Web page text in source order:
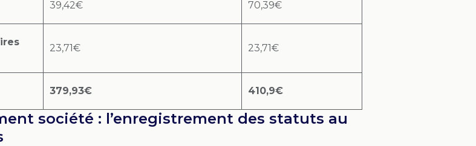
39,42€ 70,39€
23,71€ 23,71€
379,93€ 410,9€
société : l’enregistrement des statuts au